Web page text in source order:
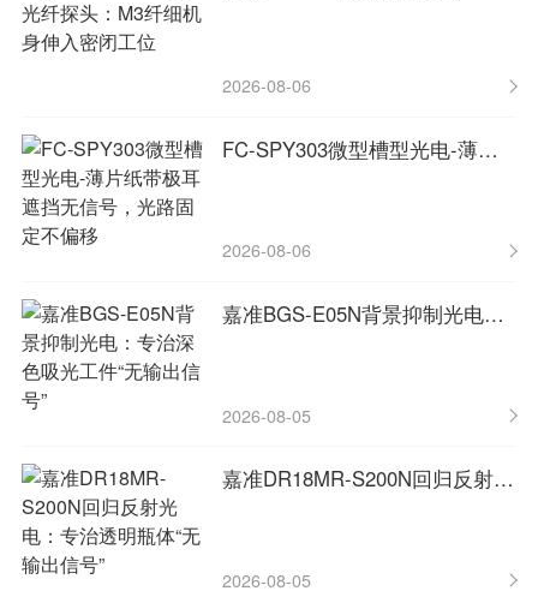
2026-08-06
FC-SPY303微型槽型光电-薄片纸带极耳遮挡无信号，光路固定不偏移
2026-08-06
嘉准BGS-E05N背景抑制光电：专治深色吸光工件“无输出信号”
2026-08-05
嘉准DR18MR-S200N回归反射光电：专治透明瓶体“无输出信号”
2026-08-05